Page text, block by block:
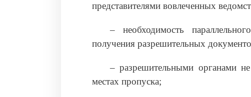
представителями вовлеченных
– необходимость
получения разрешительных
– разрешительными органами
местах пропуска;